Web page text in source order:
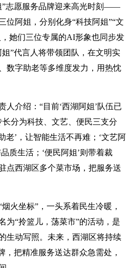
”志愿服务品牌迎来高光时刻——
位阿姐，分别化身“科技阿姐”“文
她们三位专属的AI形象也同步发
”代言人将带领团队，在文明实
数字助老等多维度发力，用热忱
人介绍：“目前‘西湖阿姐’队伍已
分为科技、文艺、便民三支分
老’，让智能生活不再难；‘文艺阿
质生活；‘便民阿姐’则带着裁
点西湖区多个菜市场，把服务送
火坐标”，一头系着民生冷暖，
为“拎篮儿，荡菜市”的活动，是
生动写照。未来，西湖区将持续
，把精准服务送达群众急需处，